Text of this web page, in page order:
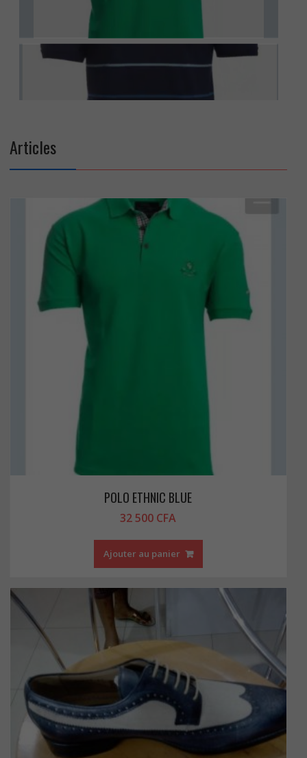
Articles
POLO ETHNIC BLUE
32 500 CFA
Ajouter au panier